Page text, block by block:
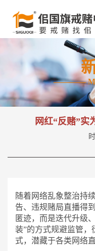
————
网红“反赌”实
随着网络乱象整治持
告、违规赌局直播得
匿迹，而是迭代升级
装”的方式规避监管，
式，潜藏于各类网络